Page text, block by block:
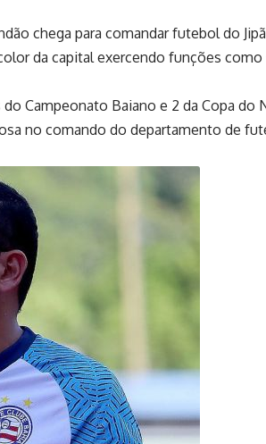
chega para comandar futebol do
da capital exercendo funções
Campeonato Baiano e 2 da Copa do
no comando do departamento de